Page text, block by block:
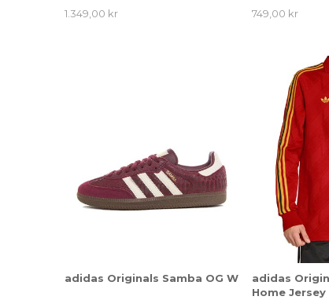
1.349,00 kr
749,00 kr
adidas Originals Samba OG W
adidas
Home Jersey